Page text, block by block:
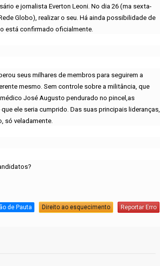
e jornalista Everton Leoni. No dia 26 (ma sexta-
Globo), realizar o seu. Há ainda possibilidade de
está confirmado oficialmente.
seus milhares de membros para seguirem a
mesmo. Sem controle sobre a militância, que
José Augusto pendurado no pincel,as
ele seria cumprido. Das suas principais lideranças,
só veladamente.
de Pauta Direito ao esquecimento Reportar Erro